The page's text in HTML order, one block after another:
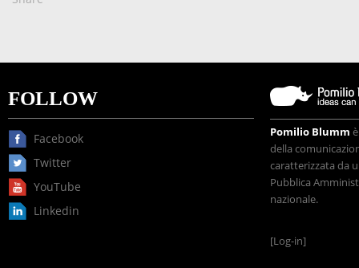
FOLLOW
Facebook
Twitter
YouTube
Linkedin
Pomilio Blumm
della
caratterizzata da
Pubblica
nazionale.
[Log-in]